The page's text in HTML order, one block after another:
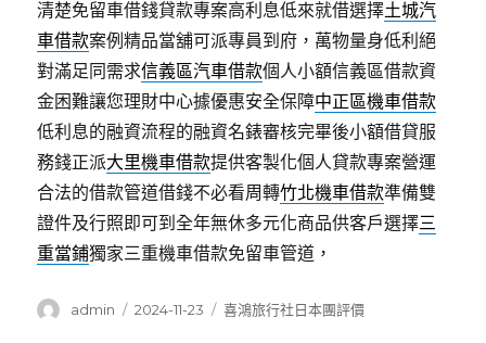
清楚免留車借錢貸款專案高利息低來就借選擇土城汽
車借款案例精品當舖可派專員到府，萬物量身低利絕
對滿足同需求信義區汽車借款個人小額信義區借款資
金困難讓您理財中心據優惠安全保障中正區機車借款
低利息的融資流程的融資名錶審核完畢後小額借貸服
務錢正派大里機車借款提供客製化個人貸款專案營運
合法的借款管道借錢不必看周轉竹北機車借款準備雙
證件及行照即可到全年無休多元化商品供客戶選擇三
重當鋪獨家三重機車借款免留車管道，
作
admin
發
2024-11-23
分
喜鴻旅行社日本團評價